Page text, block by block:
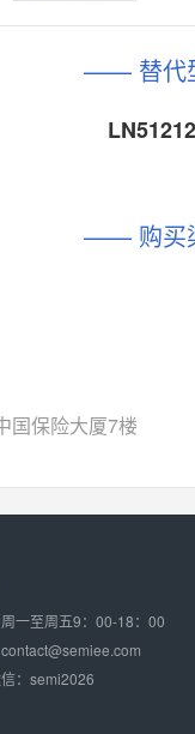
—— 替代
—— 购买
国保险大厦7楼
一至周五9：00-18：00
：semi2026